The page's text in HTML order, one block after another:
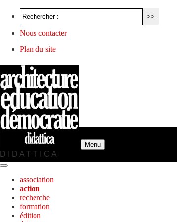
Nous contacter
Plan du site
Menu
D I D A T T I C A
association
action
recherche
formation
édition